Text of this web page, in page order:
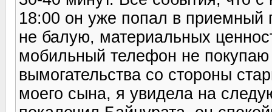
18:00 он уже попал в приемный
не балую, материальных
мобильный телефон не покупаю
вымогательства со стороны
моего сына, я увидела на